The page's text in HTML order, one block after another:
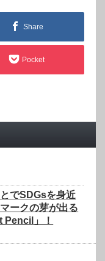
Share
Pocket
でSDGsを身近
ークの芽が出る
Pencil」！